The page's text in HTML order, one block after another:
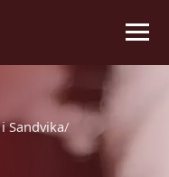
Sandvika/